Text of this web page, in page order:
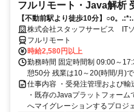
フルリモート・Java解析
【不動前駅より徒歩10分】○o。
す.:*:.。o○ご応募お待ちしておりま
株式会社スタッフサービス IT
フルリモート
時給2,580円以上
勤務時間 固定時間制 09:00～
憩50分 残業は10～20(時間/月)で
仕事内容 ・受発注管理および
・既存のJavaプラットフォー
へマイグレーションするプロジ